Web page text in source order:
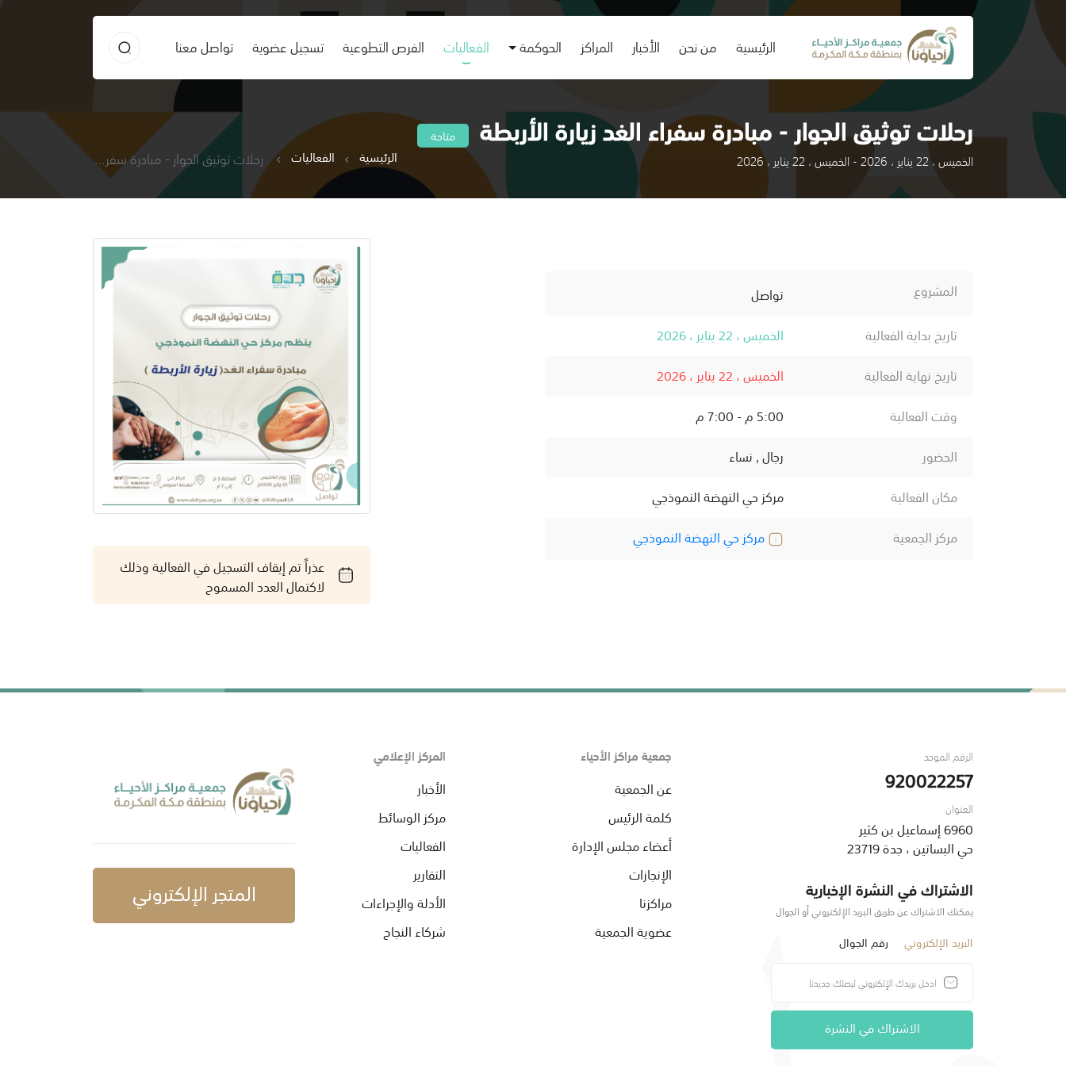
الرئيسية
(current) من نحن الأخبار المراكز الحوكمة الفعاليات الفرص التطوعية تسجيل عضوية تواصل معنا
رحلات توثيق الجوار - مبادرة سفراء الغد زيارة الأربطة متاحة
الخميس ، 22 يناير ، 2026 - الخميس ، 22 يناير ، 2026 الرئيسية الفعاليات رحلات توثيق الجوار - مبادرة سفراء الغد زيارة الأربطة
المشروع
تواصل
تاريخ بداية الفعالية
الخميس ، 22 يناير ، 2026
تاريخ نهاية الفعالية
الخميس ، 22 يناير ، 2026
وقت الفعالية
5:00 م - 7:00 م
الحضور
رجال , نساء
مكان الفعالية
مركز حي النهضة النموذجي
مركز الجمعية
مركز حي النهضة النموذجي
عذراً تم إيقاف التسجيل في الفعالية وذلك
لاكتمال العدد المسموح
الرقم الموحد
920022257
العنوان
6960 إسماعيل بن كثير
حي البساتين ، جدة 23719
الاشتراك في النشرة الإخبارية
يمكنك الاشتراك عن طريق البريد الإلكتروني أو الجوال
البريد الإلكتروني رقم الجوال
الاشتراك في النشرة
جمعية مراكز الأحياء
عن الجمعية
كلمة الرئيس
أعضاء مجلس الإدارة
الإنجازات
مراكزنا
عضوية الجمعية
المركز الإعلامي
الأخبار
مركز الوسائط
الفعاليات
التقارير
الأدلة والإجراءات
شركاء النجاح
المتجر الإلكتروني